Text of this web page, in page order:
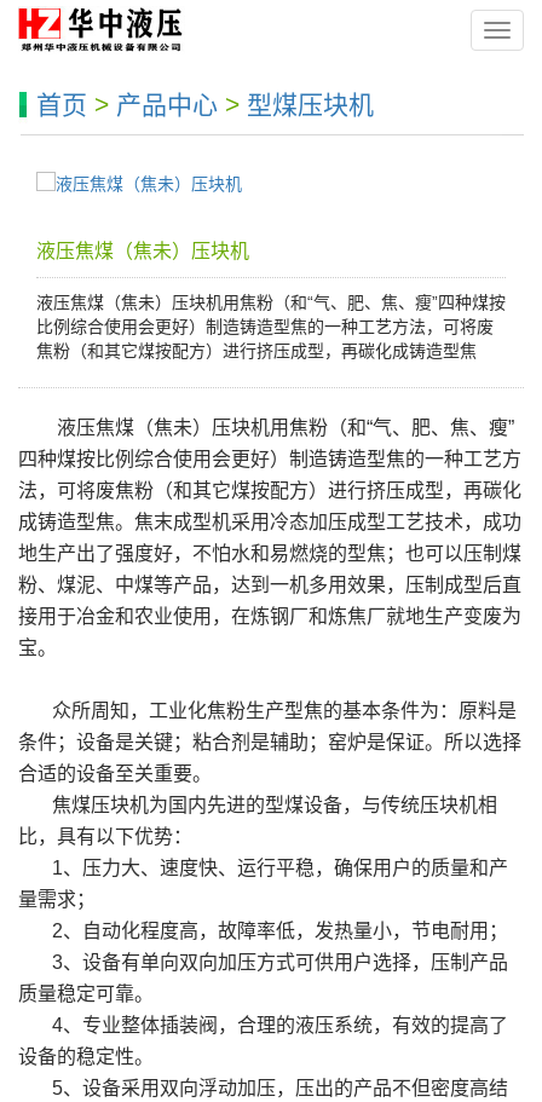
导
航
首页 > 产品中心 > 型煤压块机
液压焦煤（焦未）压块机
液压焦煤（焦未）压块机用焦粉（和“气、肥、焦、瘦”四种煤按
比例综合使用会更好）制造铸造型焦的一种工艺方法，可将废
焦粉（和其它煤按配方）进行挤压成型，再碳化成铸造型焦
液压焦煤（焦未）压块机用焦粉（和“气、肥、焦、瘦”
四种煤按比例综合使用会更好）制造铸造型焦的一种工艺方
法，可将废焦粉（和其它煤按配方）进行挤压成型，再碳化
成铸造型焦。焦末成型机采用冷态加压成型工艺技术，成功
地生产出了强度好，不怕水和易燃烧的型焦；也可以压制煤
粉、煤泥、中煤等产品，达到一机多用效果，压制成型后直
接用于冶金和农业使用，在炼钢厂和炼焦厂就地生产变废为
宝。
众所周知，工业化焦粉生产型焦的基本条件为：原料是
条件；设备是关键；粘合剂是辅助；窑炉是保证。所以选择
合适的设备至关重要。
焦煤压块机为国内先进的型煤设备，与传统压块机相
比，具有以下优势：
1、压力大、速度快、运行平稳，确保用户的质量和产
量需求；
2、自动化程度高，故障率低，发热量小，节电耐用；
3、设备有单向双向加压方式可供用户选择，压制产品
质量稳定可靠。
4、专业整体插装阀，合理的液压系统，有效的提高了
设备的稳定性。
5、设备采用双向浮动加压，压出的产品不但密度高结